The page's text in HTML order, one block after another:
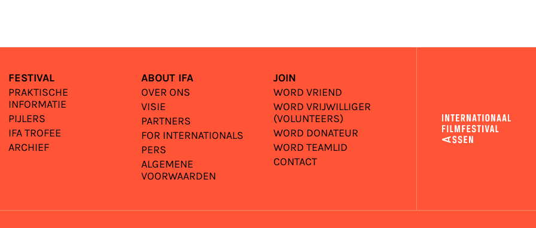
FESTIVAL
PRAKTISCHE
INFORMATIE
PIJLERS
IFA TROFEE
ARCHIEF
ABOUT IFA
OVER ONS
VISIE
PARTNERS
FOR INTERNATIONALS
PERS
ALGEMENE
VOORWAARDEN
JOIN
WORD VRIEND
WORD VRIJWILLIGER
(VOLUNTEERS)
WORD DONATEUR
WORD TEAMLID
CONTACT